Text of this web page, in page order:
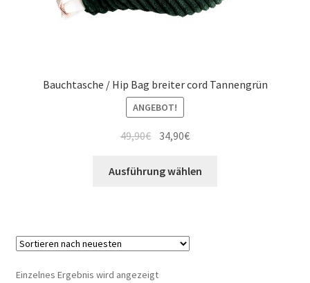
Bauchtasche / Hip Bag breiter cord Tannengrün
ANGEBOT!
49,90€ 34,90€
Ausführung wählen
Einzelnes Ergebnis wird angezeigt